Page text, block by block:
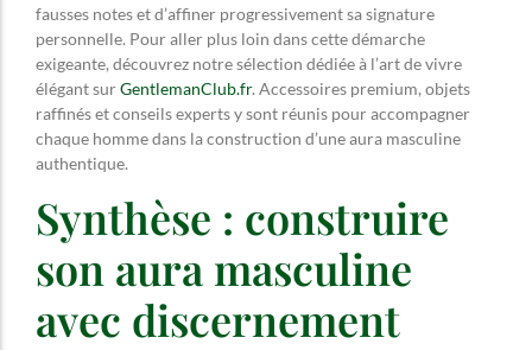
fausses notes et d’affiner progressivement sa signature
personnelle. Pour aller plus loin dans cette démarche
exigeante, découvrez notre sélection dédiée à l’art de vivre
élégant surGentlemanClub.fr. Accessoires premium, objets
raffinés et conseils experts y sont réunis pour accompagner
chaque homme dans la construction d’une aura masculine
authentique.
Synthèse : construire
son aura masculine
avec discernement